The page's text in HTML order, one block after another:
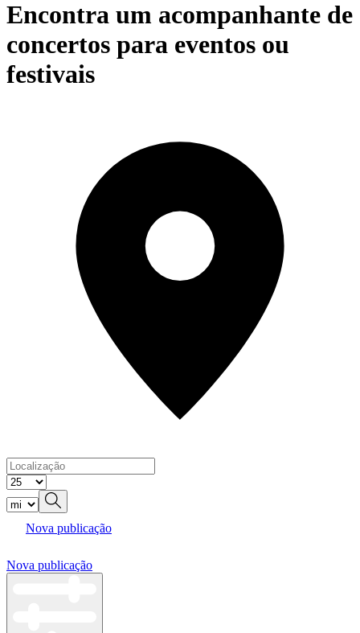
Encontra um acompanhante de
concertos para eventos ou
festivais
Nova publicação
Nova publicação